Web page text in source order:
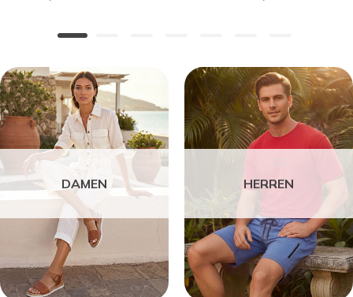
DAMEN HERREN